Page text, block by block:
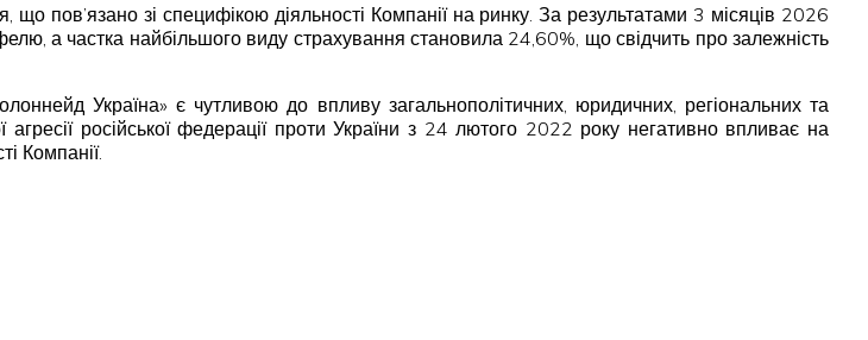
пов’язано зі специфікою діяльності Компанії на ринку. За результатами 3 місяців 2026
а частка найбільшого виду страхування становила 24,60%, що свідчить про залежність
Україна» є чутливою до впливу загальнополітичних, юридичних, регіональних та
російської федерації проти України з 24 лютого 2022 року негативно впливає на
Компанії.